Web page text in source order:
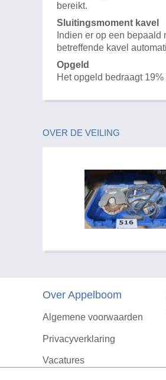
bereikt.
Sluitingsmoment kavel
Indien er op een
betreffende kavel
Opgeld
Het opgeld bedraagt
OVER DE VEILING
Over Appelboom
Algemene voorwaarden
Privacyverklaring
Vacatures